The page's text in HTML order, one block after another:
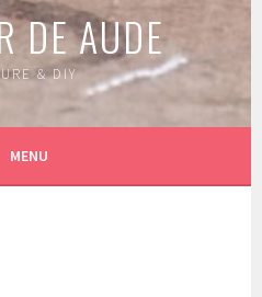
DE AUDE
& DIY
MENU